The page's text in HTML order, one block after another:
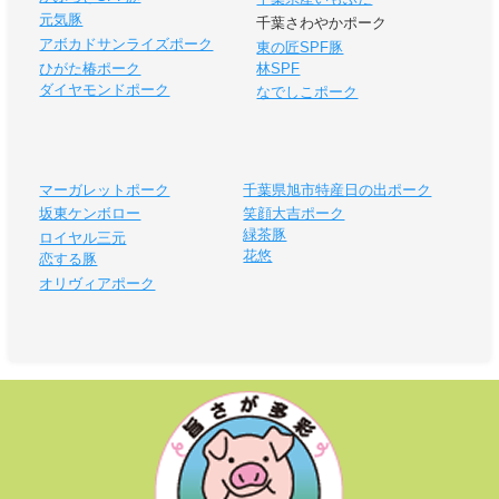
元気豚
アボカドサンライズポーク
ひがた椿ポーク
ダイヤモンドポーク
千葉さわやかポーク
東の匠SPF豚
林SPF
なでしこポーク
マーガレットポーク
坂東ケンボロー
ロイヤル三元
恋する豚
オリヴィアポーク
千葉県旭市特産日の出ポーク
笑顔大吉ポーク
緑茶豚
花悠